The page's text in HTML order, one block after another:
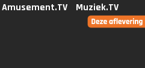
Amusement.TV
Muziek.TV